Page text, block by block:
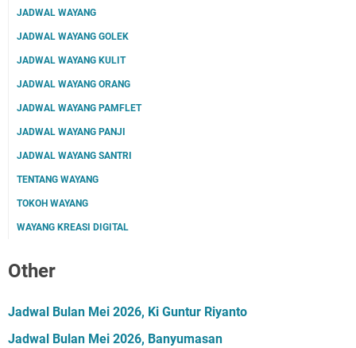
JADWAL WAYANG
JADWAL WAYANG GOLEK
JADWAL WAYANG KULIT
JADWAL WAYANG ORANG
JADWAL WAYANG PAMFLET
JADWAL WAYANG PANJI
JADWAL WAYANG SANTRI
TENTANG WAYANG
TOKOH WAYANG
WAYANG KREASI DIGITAL
Other
Jadwal Bulan Mei 2026, Ki Guntur Riyanto
Jadwal Bulan Mei 2026, Banyumasan